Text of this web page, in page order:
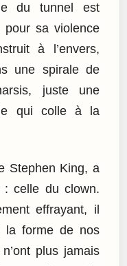
du tunnel est
pour sa violence
à l’envers,
une spirale de
juste une
qui colle à la
Stephen King, a
: celle du clown.
effrayant, il
la forme de nos
plus jamais